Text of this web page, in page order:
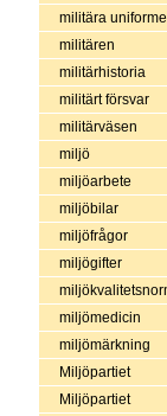
militära
militären
militärhistoria
militärt försvar
militärväsen
miljö
miljöarbete
miljöbilar
miljöfrågor
miljögifter
miljömedicin
miljömärkning
Miljöpartiet
Miljöpartiet